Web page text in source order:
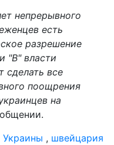
непрерывного
есть
разрешение
"B" власти
сделать все
поощрения
на
Украины , швейцария